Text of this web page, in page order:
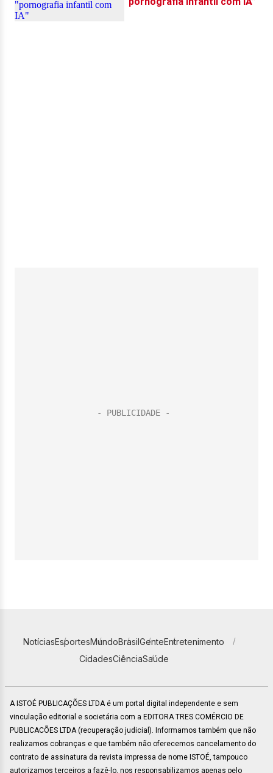
NotíciasEsportesMundoBrasilGenteEntretenimento
CidadesCiênciaSaúde
A ISTOÉ PUBLICAÇÕES LTDA é um portal digital independente e sem
vinculação editorial e societária com a EDITORA TRES COMÉRCIO DE
PUBLICACÕES LTDA (recuperação judicial). Informamos também que não
realizamos cobranças e que também não oferecemos cancelamento do
contrato de assinatura da revista impressa de nome ISTOÉ, tampouco
autorizamos terceiros a fazê-lo, nos responsabilizamos apenas pelo